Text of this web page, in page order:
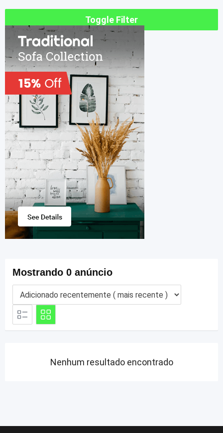
Toggle Filter
Mostrando 0 anúncio
Nenhum resultado encontrado